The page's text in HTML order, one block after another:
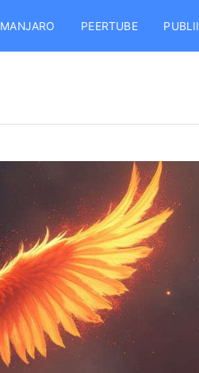
MANJARO PEERTUBE PUBLII